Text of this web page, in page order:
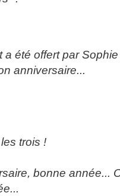
a été offert par
anniversaire...
trois !
bonne année...